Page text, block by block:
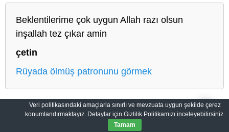
Beklentilerime çok uygun Allah razı olsun
inşallah tez çıkar amin
çetin
Rüyada ölmüş patronunu görmek
Anasayfa Gizlilik Politikası
Hayırlı Rüya|Tüm Hakları Saklıdır.
Veri politikasındaki amaçlarla sınırlı ve mevzuata uygun şekilde çerez
konumlandırmaktayız. Detaylar için Gizlilik Politikamızı inceleyebilirsiniz.
Tamam